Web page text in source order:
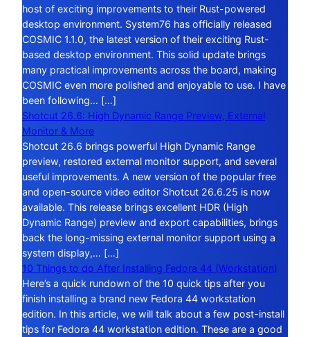
host of exciting improvements to their Rust-powered
desktop environment. System76 has officially released
COSMIC 1.1.0, the latest version of their exciting Rust-
based desktop environment. This solid update brings
many practical improvements across the board, making
COSMIC even more polished and enjoyable to use. I have
been following… […]
Shotcut 26.6: High Dynamic Range Preview, External
Monitor & More
Shotcut 26.6 brings powerful High Dynamic Range
preview, restored external monitor support, and several
useful improvements. A new version of the popular free
and open-source video editor Shotcut 26.6.25 is now
available. This release brings excellent HDR (High
Dynamic Range) preview and export capabilities, brings
back the long-missing external monitor support using a
system display,… […]
10 Things to do After Installing Fedora 44 (Workstation)
Here’s a quick rundown of the 10 quick tips after you
finish installing a brand new Fedora 44 workstation
edition. In this article, we will talk about a few post-install
tips for Fedora 44 workstation edition. These are a good